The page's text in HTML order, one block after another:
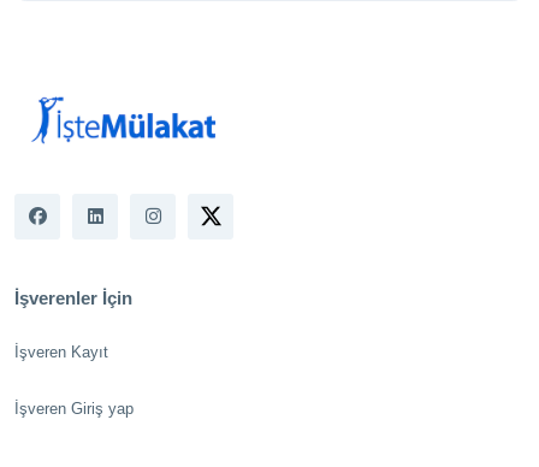
İşverenler İçin
İşveren Kayıt
İşveren Giriş yap